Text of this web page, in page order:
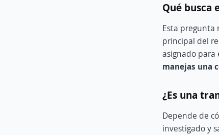
Qué busca
Esta pregunta
principal del
asignado para
manejas una
¿Es una
Depende de
investigado y